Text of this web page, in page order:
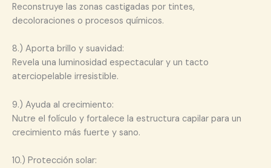
Reconstruye las zonas castigadas por tintes,
decoloraciones o procesos químicos.
8.) Aporta brillo y suavidad:
Revela una luminosidad espectacular y un tacto
aterciopelable irresistible.
9.) Ayuda al crecimiento:
Nutre el folículo y fortalece la estructura capilar para un
crecimiento más fuerte y sano.
10.) Protección solar: